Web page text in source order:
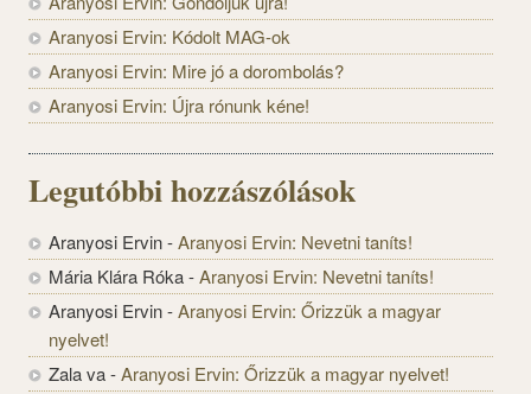
Aranyosi Ervin: Kódolt MAG-ok
Aranyosi Ervin: Mire jó a dorombolás?
Aranyosi Ervin: Újra rónunk kéne!
Legutóbbi hozzászólások
Aranyosi Ervin-Aranyosi Ervin: Nevetni taníts!
Mária Klára Róka-Aranyosi Ervin: Nevetni taníts!
Aranyosi Ervin-Aranyosi Ervin: Őrizzük a magyar
nyelvet!
Zala va-Aranyosi Ervin: Őrizzük a magyar nyelvet!